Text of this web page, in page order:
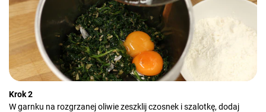
Krok 2
W garnku na rozgrzanej oliwie zeszklij czosnek i szalotkę, dodaj